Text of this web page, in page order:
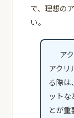
で、理想の
い。
ア
アクリ
る際は
ットな
とが重